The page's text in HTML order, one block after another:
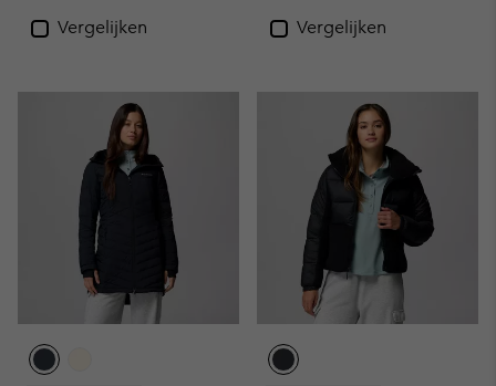
Vergelijken Vergelijken